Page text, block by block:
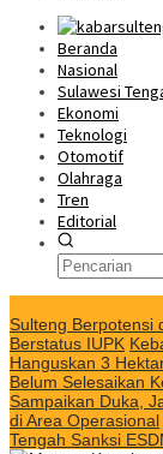
Beranda
Nasional
Sulawesi
Ekonomi
Teknologi
Otomotif
Olahraga
Tren
Editorial
Sulteng Berpotensi
Berstatus IUPK
Hanguskan 3
Belum Selesaikan
Sampaikan Duka,
di Area Operasional
Tengah Sanksi